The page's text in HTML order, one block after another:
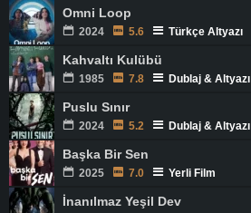
Omni Loop
2024 5.6 Türkçe Altyazı
Kahvaltı Kulübü
1985 7.8 Dublaj & Altyazı
Puslu Sınır
2024 5.2 Dublaj & Altyazı
Başka Bir Sen
2025 7.0 Yerli Film
İnanılmaz Yeşil Dev